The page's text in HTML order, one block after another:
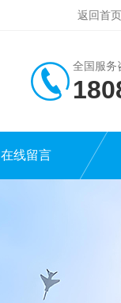
返回首页
全国服务
在线留言